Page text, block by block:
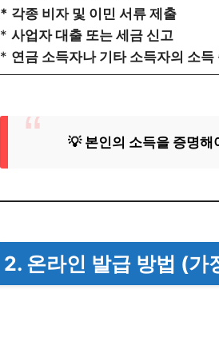
* 각종 비자 및 이민 서류 제출
* 사업자 대출 또는 세금 신고
* 연금 소득자나 기타 소득자의 소득
💡 본인의 소득을 증명
2. 온라인 발급 방법 (가